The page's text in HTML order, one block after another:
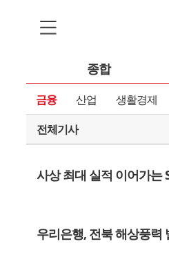
종합
금융 산업 생활경제
전체기사
사상 최대 실적 이어가는
우리은행, 전북 해상풍력